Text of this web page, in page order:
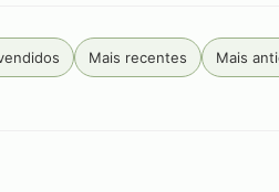
Mais recentes Mais